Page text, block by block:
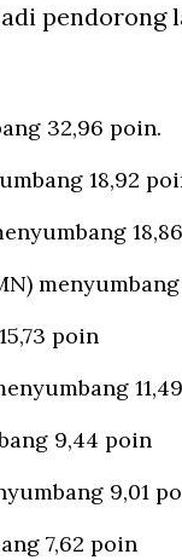
pendorong
32,96 poin.
18,92
poin
9,44 poin
9,01
7,62 poin